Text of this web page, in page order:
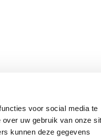
voor social media te
uw gebruik van onze
kunnen deze gegevens